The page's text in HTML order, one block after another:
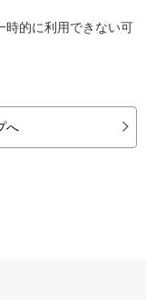
時的に利用できない可
へ